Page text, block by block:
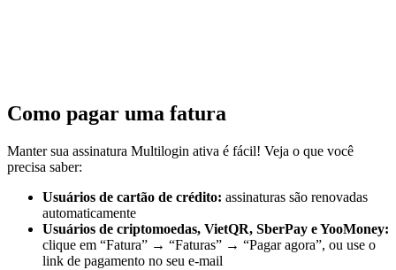
Como pagar uma fatura
Manter sua assinatura Multilogin ativa é fácil! Veja o que você
precisa saber:
Usuários de cartão de crédito: assinaturas são renovadas
automaticamente
Usuários de criptomoedas, VietQR, SberPay e YooMoney:
clique em “Fatura” → “Faturas” → “Pagar agora”, ou use o
link de pagamento no seu e-mail